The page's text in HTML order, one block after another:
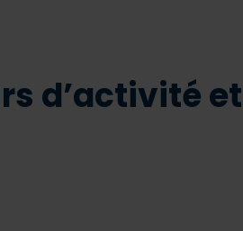
d’activité et